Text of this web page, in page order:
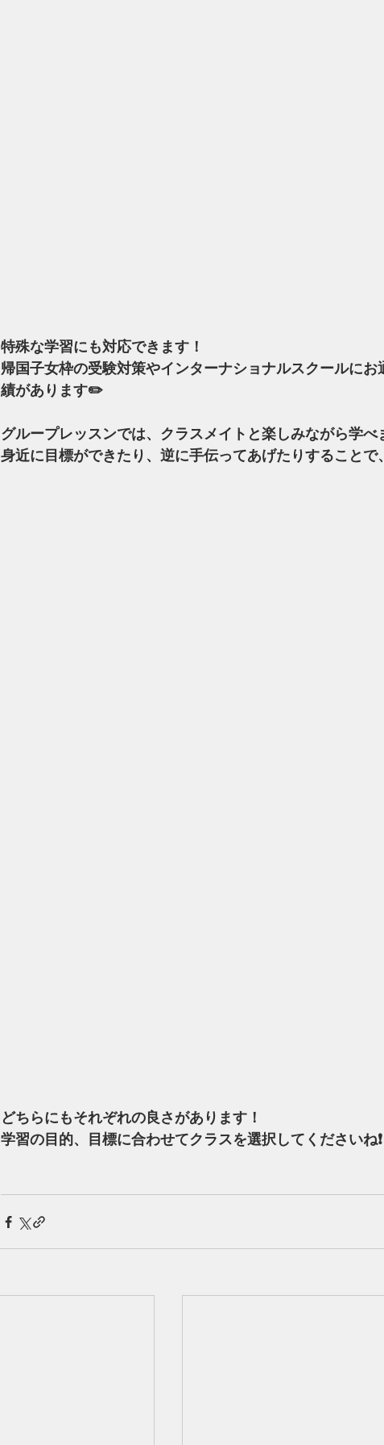
特殊な学習にも対応できます！
帰国子女枠の受験対策やインターナショナルスクールに
績があります✏️
グループレッスンでは、クラスメイトと楽しみながら学べ
身近に目標ができたり、逆に手伝ってあげたりすることで
どちらにもそれぞれの良さがあります！
学習の目的、目標に合わせてクラスを選択してくださいね❗️